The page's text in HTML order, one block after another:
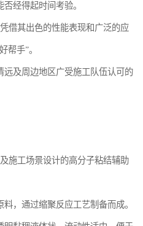
经得起时间考验。
借其出色的性能表现和广泛的应
帮手”。
及周边地区广受施工队伍认可的
施工场景设计的高分子粘结辅助
，通过缩聚反应工艺制备而成。